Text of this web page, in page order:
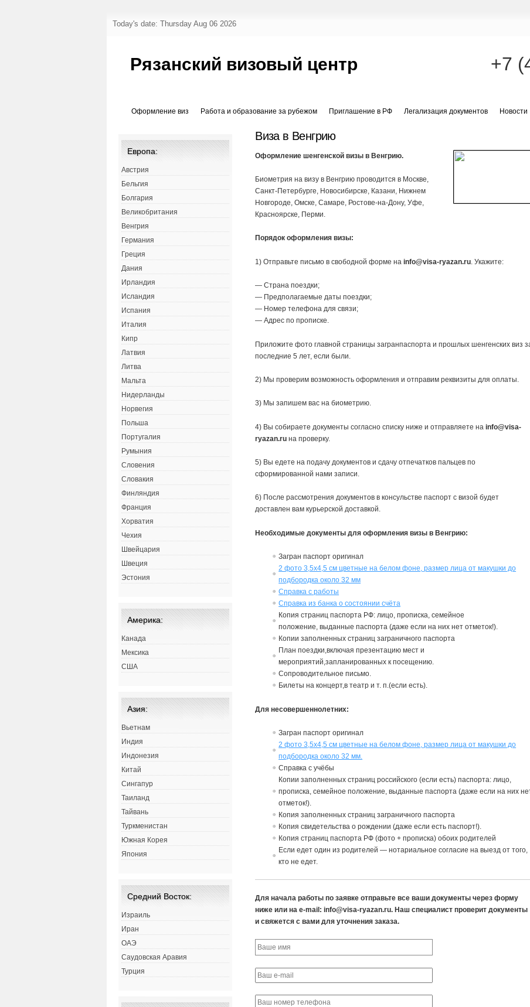
Today's date: Thursday Aug 06 2026
Рязанский визовый центр +7
Оформление виз Работа и образование за рубежом Приглашение в РФ Легализация документов Новости
Виза в Венгрию
Оформление шенгенской визы в Венгрию.
Биометрия на визу в Венгрию проводится в Москве,
Санкт-Петербурге, Новосибирске, Казани, Нижнем
Новгороде, Омске, Самаре, Ростове-на-Дону, Уфе,
Красноярске, Перми.
Порядок оформления визы:
1) Отправьте письмо в свободной форме наinfo@visa-ryazan.ru . Укажите:
— Страна поездки;
— Предполагаемые даты поездки;
— Номер телефона для связи;
— Адрес по прописке.
Приложите фото главной страницы загранпаспорта и прошлых шенгенских виз
последние 5 лет, если были.
2) Мы проверим возможность оформления и отправим реквизиты для оплаты.
3) Мы запишем вас на биометрию.
4) Вы собираете документы согласно списку ниже и отправляете наinfo@visa-
ryazan.ru на проверку.
5) Вы едете на подачу документов и сдачу отпечатков пальцев по
сформированной нами записи.
6) После рассмотрения документов в консульстве паспорт с визой будет
доставлен вам курьерской доставкой.
Необходимые документы для оформления визы в Венгрию:
Загран паспорт оригинал
2 фото 3,5х4,5 см цветные на белом фоне, размер лица от макушки до
подбородка около 32 мм
Справка с работы
Справка из банка о состоянии счёта
Копия страниц паспорта РФ: лицо, прописка, семейное
положение,выданные паспорта (даже если на них нет отметок!).
Копии заполненных страниц заграничного паспорта
План поездки,включая презентацию мест и
мероприятий,запланированных к посещению.
Сопроводительное письмо.
Билеты на концерт,в театр и т. п.(если есть).
Для несовершеннолетних:
Загран паспорт оригинал
2 фото 3,5х4,5 см цветные на белом фоне, размер лица от макушки до
подбородка около 32 мм.
Справка с учёбы
Копии заполненных страниц российского (если есть) паспорта: лицо,
прописка, семейное положение,выданные паспорта (даже если на них
отметок!).
Копия заполненных страниц заграничного паспорта
Копия свидетельства о рождении (даже если есть паспорт!).
Копия страниц паспорта РФ (фото + прописка) обоих родителей
Если едет один из родителей — нотариальное согласие на выезд от того,
кто не едет.
Для начала работы по заявке отправьте все ваши документы через форму
ниже или на e-mail: info@visa-ryazan.ru. Наш специалист проверит документы
и свяжется с вами для уточнения заказа.
Европа:
Австрия
Бельгия
Болгария
Великобритания
Венгрия
Германия
Греция
Дания
Ирландия
Исландия
Испания
Италия
Кипр
Латвия
Литва
Мальта
Нидерланды
Норвегия
Польша
Португалия
Румыния
Словения
Словакия
Финляндия
Франция
Хорватия
Чехия
Швейцария
Швеция
Эстония
Америка:
Канада
Мексика
США
Азия:
Вьетнам
Индия
Индонезия
Китай
Сингапур
Таиланд
Тайвань
Туркменистан
Южная Корея
Япония
Средний Восток:
Израиль
Иран
ОАЭ
Саудовская Аравия
Турция